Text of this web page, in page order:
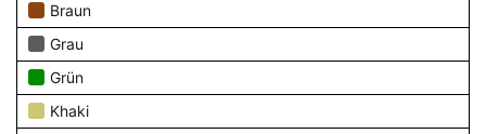
Braun
Grau
Grün
Khaki